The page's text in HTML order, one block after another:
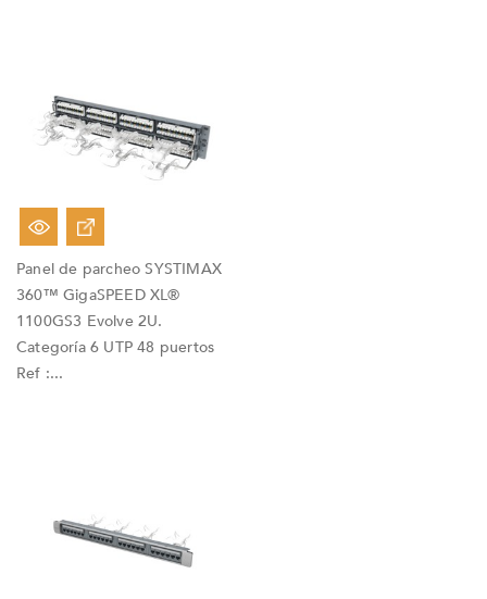
Panel de parcheo SYSTIMAX
360™ GigaSPEED XL®
1100GS3 Evolve 2U.
Categoría 6 UTP 48 puertos
Ref :...